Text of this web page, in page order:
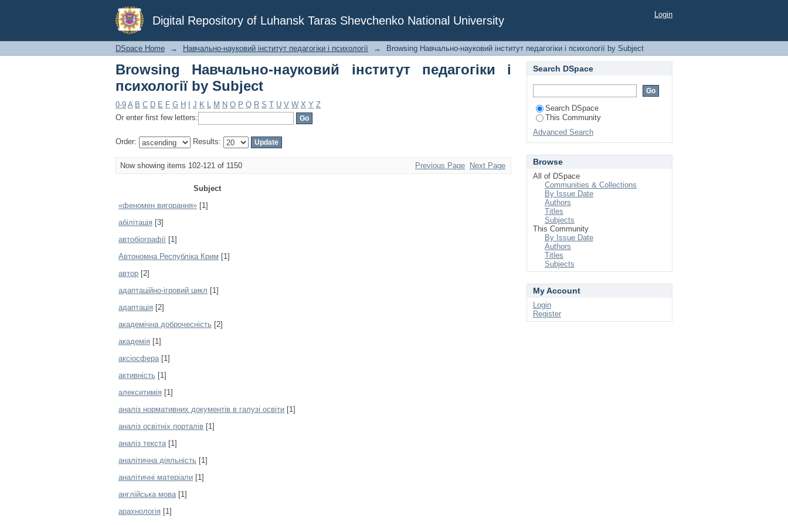
Digital Repository of Luhansk Taras Shevchenko National University
Browsing Навчально-науковий інститут педагогіки і психології by Subject Login
DSpace Home → Навчально-науковий інститут педагогіки і психології → Browsing Навчально-науковий інститут педагогіки і психології by Subject
Browsing Навчально-науковий інститут педагогіки і
психології by Subject
0-9 A B C D E F G H J K L M N O P Q R S T U V W X Y Z
Or enter first few letters:
Order: Results:
Now showing items 102-121 of 1150 Previous Page Next Page
Subject
«феномен вигорання» [1]
абілітація [3]
автобіографії [1]
Автономна Республіка Крим [1]
автор [2]
адаптаційно-ігровий цикл [1]
адаптація [2]
академічна доброчесність [2]
академія [1]
аксіосфера[1]
активність [1]
алекситимія [1]
аналіз нормативних документів в галузі освіти [1]
аналіз освітніх порталів [1]
аналіз текста[1]
аналітична діяльність [1]
аналітичні матеріали [1]
англійська мова[1]
арахнологія [1]
Search DSpace
Search DSpace
This Community
Advanced Search
Browse
All of DSpace
Communities & Collections
By Issue Date
Authors
Titles
Subjects
This Community
By Issue Date
Authors
Titles
Subjects
My Account
Login
Register